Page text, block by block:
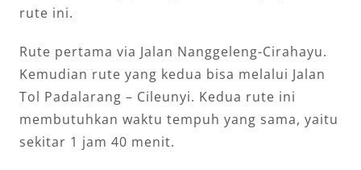
rute ini.
Rute pertama via Jalan Nanggeleng-Cirahayu.
Kemudian rute yang kedua bisa melalui Jalan
Tol Padalarang – Cileunyi. Kedua rute ini
membutuhkan waktu tempuh yang sama, yaitu
sekitar 1 jam 40 menit.